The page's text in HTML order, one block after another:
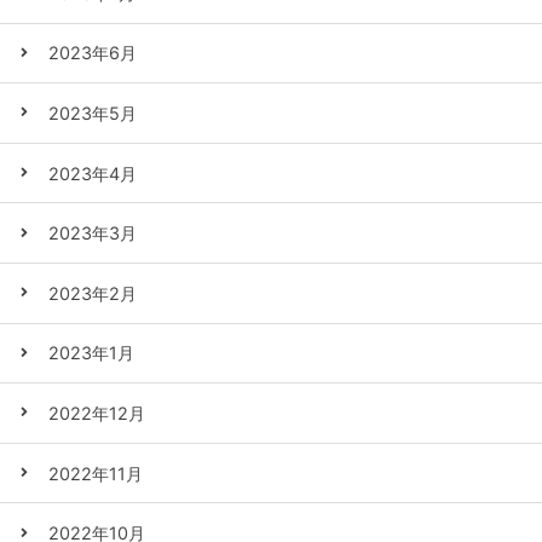
2023年6月
2023年5月
2023年4月
2023年3月
2023年2月
2023年1月
2022年12月
2022年11月
2022年10月